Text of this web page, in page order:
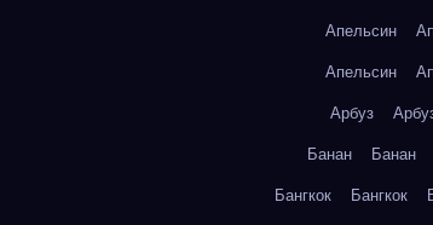
Апельсин
Апельсин
Арбуз
Банан Банан
Бангкок Бангкок